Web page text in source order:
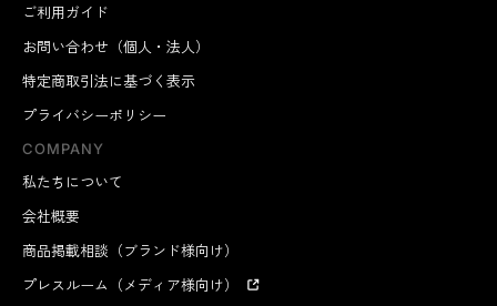
ご利用ガイド
お問い合わせ（個人・法人）
特定商取引法に基づく表示
プライバシーポリシー
COMPANY
私たちについて
会社概要
商品掲載相談（ブランド様向け）
プレスルーム（メディア様向け）